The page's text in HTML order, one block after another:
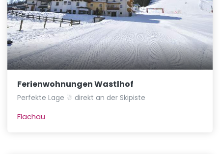
Ferienwohnungen Wastlhof
Perfekte Lage ☃ direkt an der Skipiste
Flachau